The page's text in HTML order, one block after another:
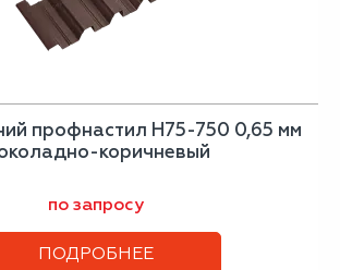
профнастил Н75-750 0,65 мм
коричневый
по запросу
ПОДРОБНЕЕ